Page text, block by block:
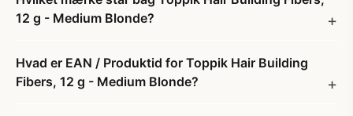
12 g - Medium Blonde?
Hvad er EAN / Produktid for Toppik Hair Building
Fibers, 12 g - Medium Blonde?